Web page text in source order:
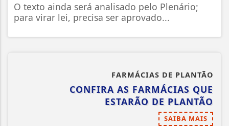
O texto ainda será analisado pelo Plenário;
para virar lei, precisa ser aprovado...
FARMÁCIAS DE PLANTÃO
CONFIRA AS FARMÁCIAS QUE
ESTARÃO DE PLANTÃO
SAIBA MAIS